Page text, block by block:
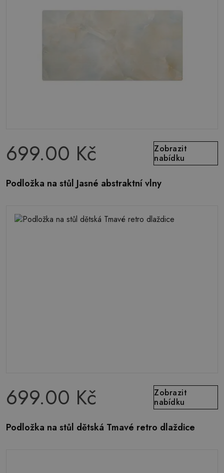
699.00 Kč
Zobrazit
nabídku
Podložka na stůl Jasné abstraktní vlny
699.00 Kč
Zobrazit
nabídku
Podložka na stůl dětská Tmavé retro dlaždice